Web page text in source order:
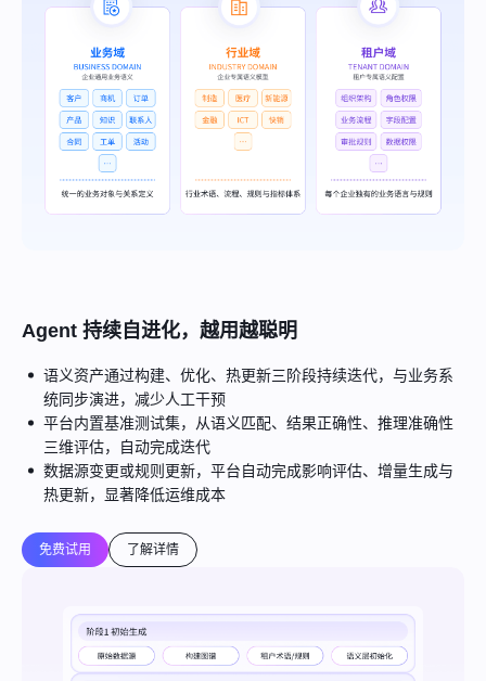
Agent 持续自进化，越用越聪明
语义资产通过构建、优化、热更新三阶段持续迭代，与业务系
统同步演进，减少人工干预
平台内置基准测试集，从语义匹配、结果正确性、推理准确性
三维评估，自动完成迭代
数据源变更或规则更新，平台自动完成影响评估、增量生成与
热更新，显著降低运维成本
免费试用 了解详情